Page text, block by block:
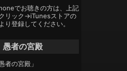
でお聴きの方は、上記
リック→iTunesストアの
り登録してください。
愚者の宮殿
者の宮殿」